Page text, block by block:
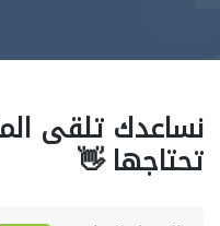
نساعدك تلقى
تحتاجها 👋